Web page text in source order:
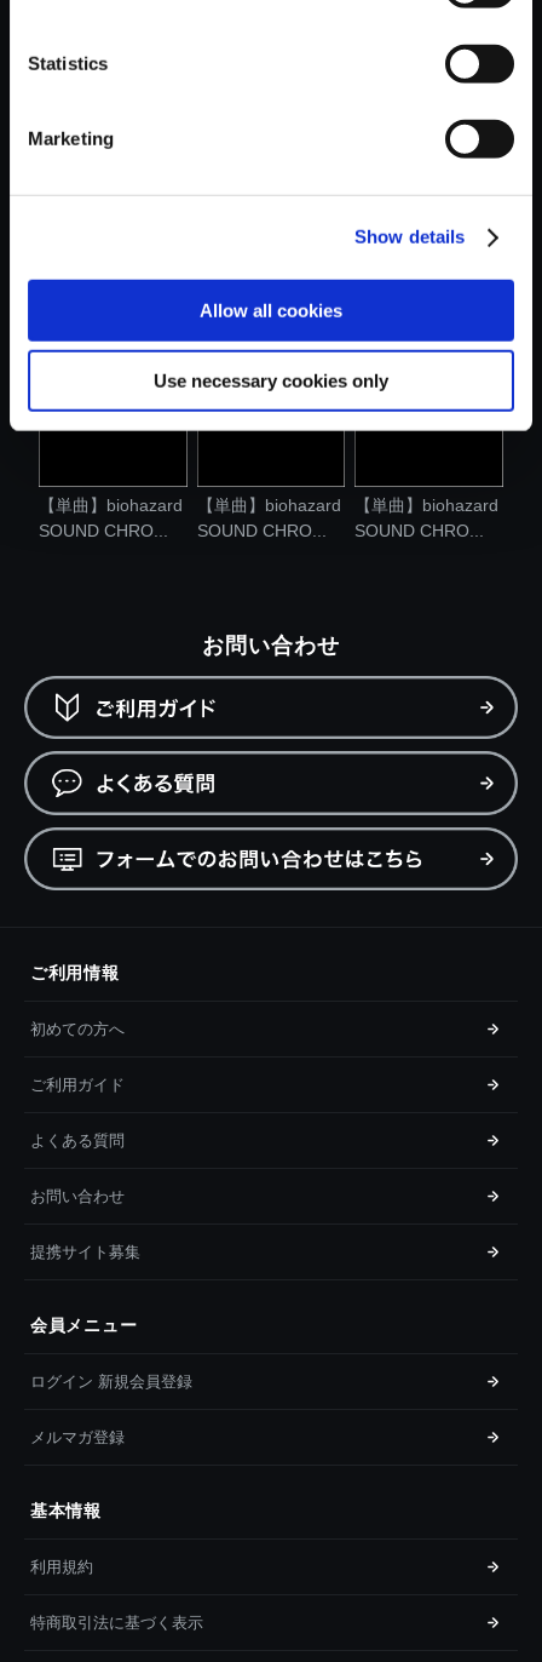
Statistics
Marketing
Show details
Allow all cookies
Use necessary cookies only
おすすめ商品
【単曲】biohazard
SOUND CHRO...
【単曲】biohazard
SOUND CHRO...
【単曲】biohazard
SOUND CHRO...
お問い合わせ
ご利用情報
初めての方へ
ご利用ガイド
よくある質問
お問い合わせ
提携サイト募集
会員メニュー
ログイン 新規会員登録
メルマガ登録
基本情報
利用規約
特商取引法に基づく表示